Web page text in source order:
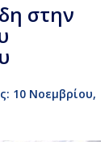
στην
10 Νοεμβρίου,